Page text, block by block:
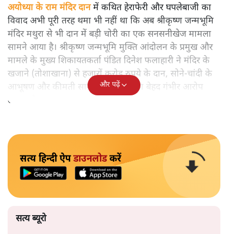
अयोध्या के राम मंदिर दानमें कथित हेराफेरी और घपलेबाजी का
विवाद अभी पूरी तरह थमा भी नहीं था कि अब श्रीकृष्ण जन्मभूमि
मंदिर मथुरा से भी दान में बड़ी चोरी का एक सनसनीखेज मामला
सामने आया है। श्रीकृष्ण जन्मभूमि मुक्ति आंदोलन के प्रमुख और
मामले के मुख्य शिकायतकर्ता पंडित दिनेश फलाहारी ने मंदिर के
खजाने (तोशाखाना) से हजारों करोड़ रुपये के दान, सोने-चांदी के
आभूषण और कीमती सामान चोरी होने का बेहद गंभीर आरोप
लगाया है।
और पढ़ें
सत्य हिन्दी ऐपडाउनलोडकरें
सत्य ब्यूरो